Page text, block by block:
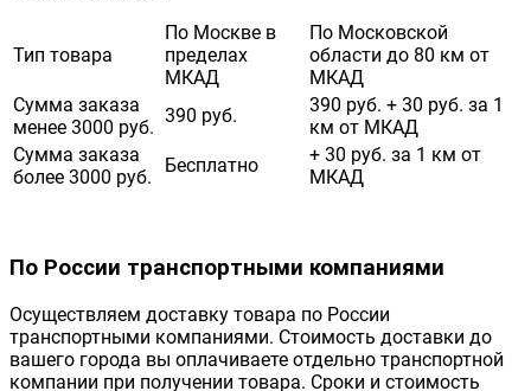
Тип товара
По Москве в
пределах
МКАД
По Московской
области до 80 км от
МКАД
Сумма заказа
менее 3000 руб.
390 руб.
390 руб. + 30 руб. за 1
км от МКАД
Сумма заказа
более 3000 руб.
Бесплатно
+ 30 руб. за 1 км от
МКАД
По России транспортными компаниями
Осуществляем доставку товара по России
транспортными компаниями. Стоимость доставки до
вашего города вы оплачиваете отдельно транспортной
компании при получении товара. Сроки и стоимость